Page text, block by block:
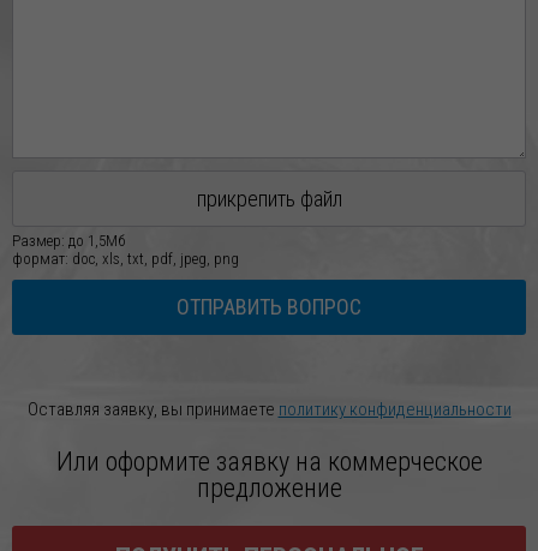
прикрепить файл
Размер: до 1,5Мб
формат: doc, xls, txt, pdf, jpeg, png
ОТПРАВИТЬ ВОПРОС
Оставляя заявку, вы принимаете политику конфиденциальности
Или оформите заявку на коммерческое
предложение